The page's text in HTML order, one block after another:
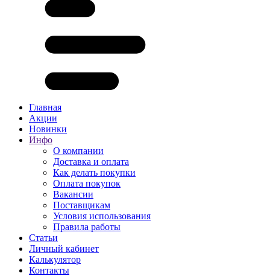
Главная
Акции
Новинки
Инфо
О компании
Доставка и оплата
Как делать покупки
Оплата покупок
Вакансии
Поставщикам
Условия использования
Правила работы
Статьи
Личный кабинет
Калькулятор
Контакты